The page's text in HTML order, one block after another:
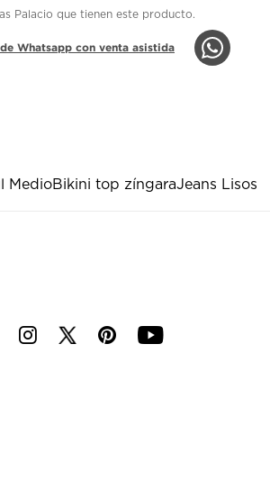
Palacio que tienen este producto.
Whatsapp con venta asistida
MedioBikini top zíngaraJeans Lisos
i p y